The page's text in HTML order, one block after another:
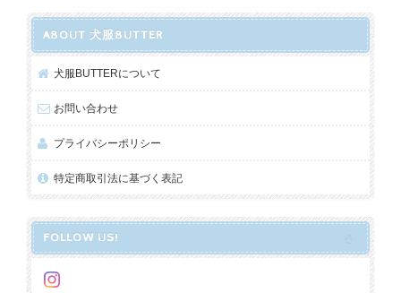
ABOUT 犬服BUTTER
犬服BUTTERについて
お問い合わせ
プライバシーポリシー
特定商取引法に基づく表記
FOLLOW US!